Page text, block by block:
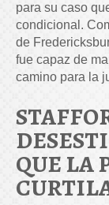
para su caso
condicional.
de
fue capaz de
camino para la
QUE LA